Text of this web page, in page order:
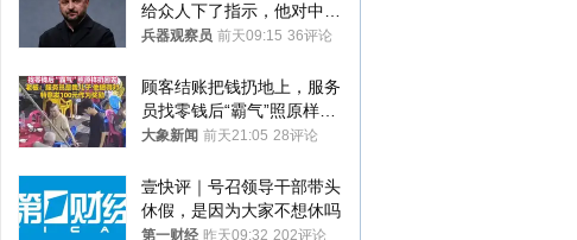
给众人下了指示，他对中国
和中乌关系，显然又有了新
兵器观察员 前天09:15 36评论
顾客结账把钱扔地上，服务
员找零钱后“霸气”照原样扔
回去
大象新闻 前天21:05 28评论
壹快评｜号召领导干部带头
休假，是因为大家不想休吗
第一财经 昨天09:32 202评论